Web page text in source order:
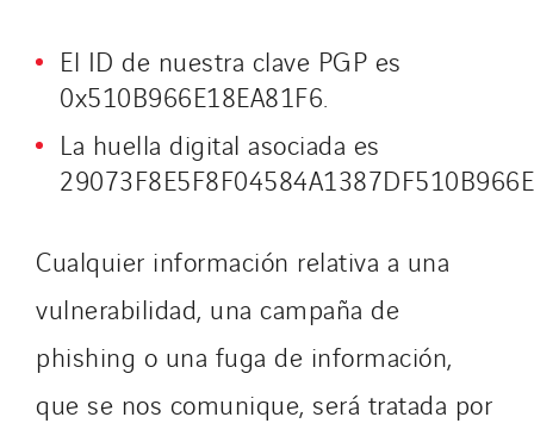
El ID de nuestra clave PGP es
0x510B966E18EA81F6.
La huella digital asociada es
Cualquier información relativa a una
vulnerabilidad, una campaña de
phishing o una fuga de información,
que se nos comunique, será tratada por
IDF Thermic
IFAT
Initiative Commune Connectée
Innovative City Pack
ITB
Jean Graniou
Kellal Maintenance
Le Froid Provençal